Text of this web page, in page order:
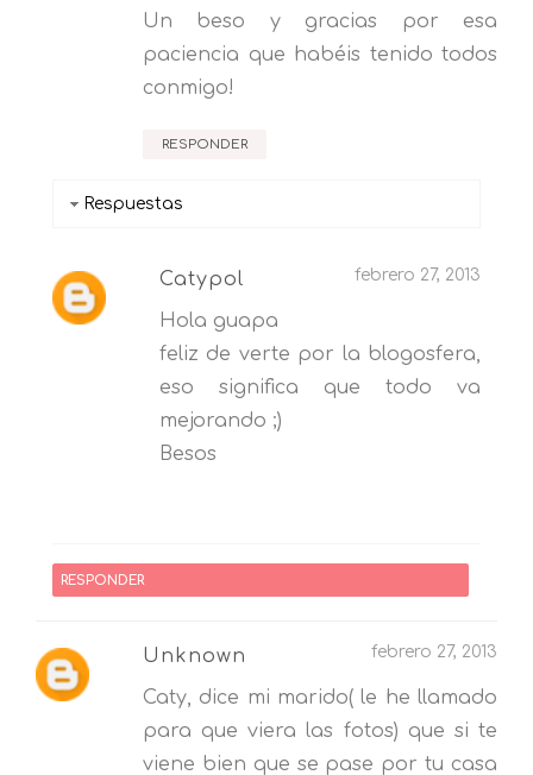
Un beso y gracias por esa
paciencia que habéis tenido todos
conmigo!
RESPONDER
Respuestas
Catypol febrero 27, 2013
Hola guapa
feliz de verte por la blogosfera,
eso significa que todo va
mejorando ;)
Besos
RESPONDER
Unknown febrero 27, 2013
Caty, dice mi marido( le he llamado
para que viera las fotos) que si te
viene bien que se pase por tu casa